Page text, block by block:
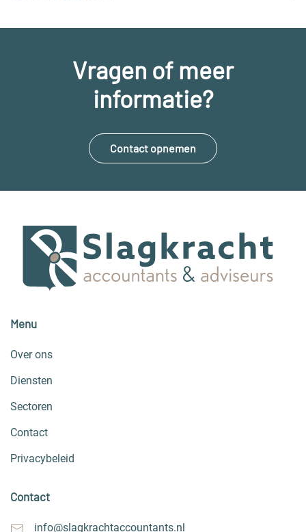
Vragen of meer
informatie?
Contact opnemen
Menu
Over ons
Diensten
Sectoren
Contact
Privacybeleid
Contact
info@slagkrachtaccountants.nl